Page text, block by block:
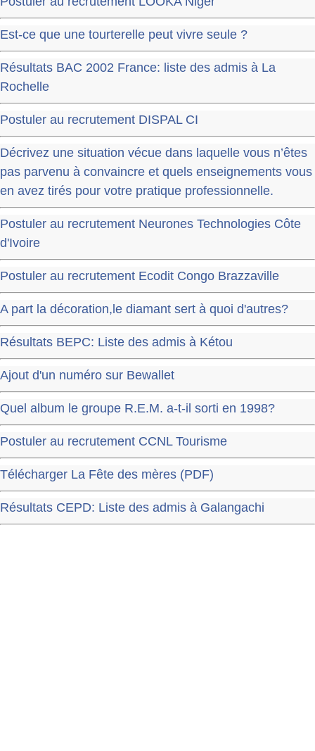
Est-ce que une tourterelle peut vivre seule ?
Résultats BAC 2002 France: liste des admis à La
Rochelle
Postuler au recrutement DISPAL CI
Décrivez une situation vécue dans laquelle vous n’êtes
pas parvenu à convaincre et quels enseignements vous
en avez tirés pour votre pratique professionnelle.
Postuler au recrutement Neurones Technologies Côte
d'Ivoire
Postuler au recrutement Ecodit Congo Brazzaville
A part la décoration,le diamant sert à quoi d'autres?
Résultats BEPC: Liste des admis à Kétou
Ajout d'un numéro sur Bewallet
Quel album le groupe R.E.M. a-t-il sorti en 1998?
Postuler au recrutement CCNL Tourisme
Télécharger La Fête des mères (PDF)
Résultats CEPD: Liste des admis à Galangachi